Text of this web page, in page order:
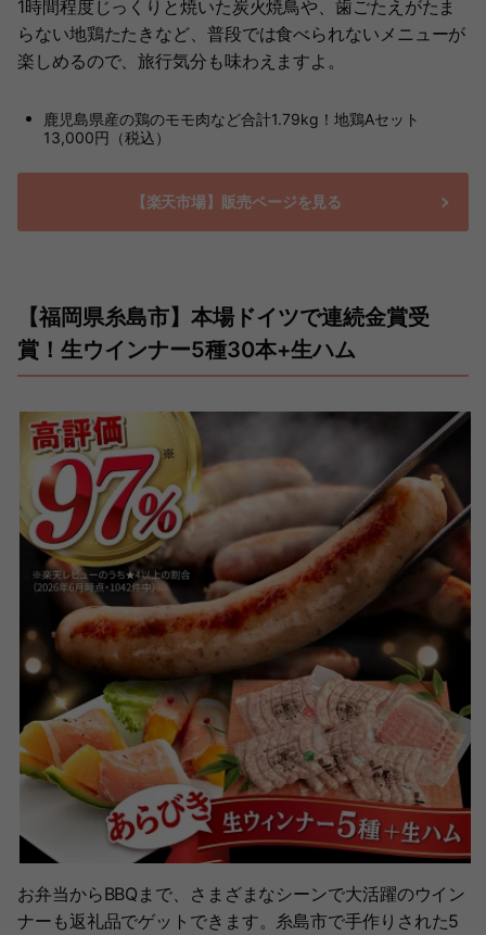
1時間程度じっくりと焼いた炭火焼鳥や、歯ごたえがたま
らない地鶏たたきなど、普段では食べられないメニューが
楽しめるので、旅行気分も味わえますよ。
鹿児島県産の鶏のモモ肉など合計1.79kg！地鶏Aセット
13,000円（税込）
【楽天市場】販売ページを見る
【福岡県糸島市】本場ドイツで連続金賞受
賞！生ウインナー5種30本+生ハム
お弁当からBBQまで、さまざまなシーンで大活躍のウイン
ナーも返礼品でゲットできます。糸島市で手作りされた5